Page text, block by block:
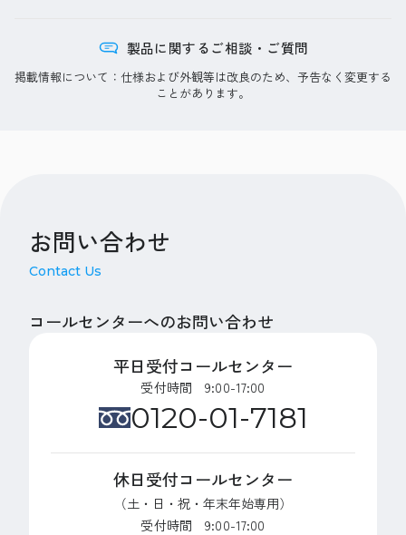
製品に関するご相談・ご質問
掲載情報について：仕様および外観等は改良のため、予告なく変更する
ことがあります。
お問い合わせ
Contact Us
コールセンターへのお問い合わせ
平日受付コールセンター
受付時間 9:00-17:00
0120-01-7181
休日受付コールセンター
（土・日・祝・年末年始専用）
受付時間 9:00-17:00